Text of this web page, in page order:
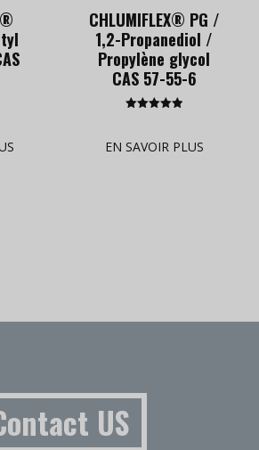
CHLUMIFLEX® PG /
1,2-Propanediol /
Propylène glycol
CAS 57-55-6
EN SAVOIR PLUS
US